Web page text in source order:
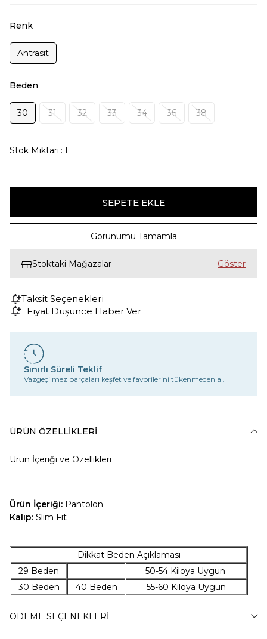
Renk
Antrasit
Beden
30 31 32 33 34 36 38
Stok Miktarı : 1
Görünümü Tamamla
Stoktaki Mağazalar
Taksit Seçenekleri
Fiyat Düşünce Haber Ver
Sınırlı Süreli Teklif
Vazgeçilmez parçaları keşfet ve favorilerini tükenmeden al.
ÜRÜN ÖZELLIKLERI
Ürün İçeriği ve Özellikleri
Ürün İçeriği: Pantolon
Kalıp: Slim Fit
Dikkat Beden Açıklaması
29 Beden
50-54 Kiloya Uygun
30 Beden
40 Beden
55-60 Kiloya Uygun
32 Beden
44 Beden
ÖDEME SEÇENEKLERI